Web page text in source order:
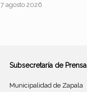
7 agosto 2026
Subsecretaría de Prensa
Municipalidad de Zapala